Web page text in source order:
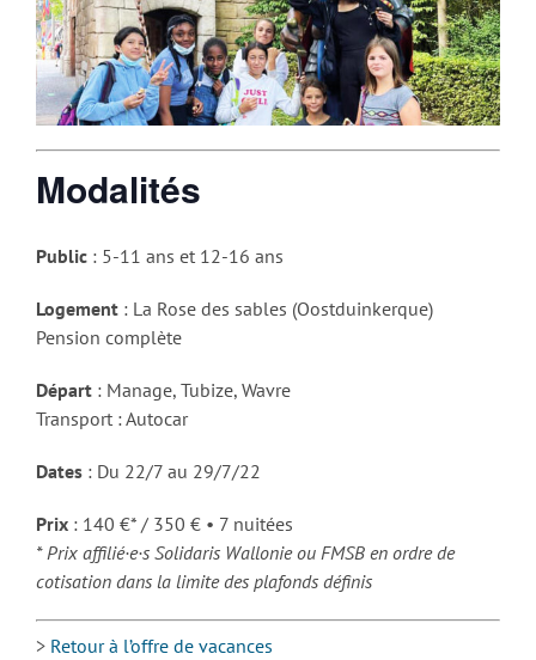
Modalités
Public : 5-11 ans et 12-16 ans
Logement : La Rose des sables (Oostduinkerque)
Pension complète
Départ : Manage, Tubize, Wavre
Transport : Autocar
Dates : Du 22/7 au 29/7/22
Prix : 140 €* / 350 € • 7 nuitées
* Prix affilié·e·s Solidaris Wallonie ou FMSB en ordre de
cotisation dans la limite des plafonds définis
> Retour à l’offre de vacances